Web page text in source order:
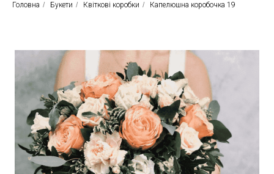
Головна / Букети / Квіткові коробки / Капелюшна коробочка 19